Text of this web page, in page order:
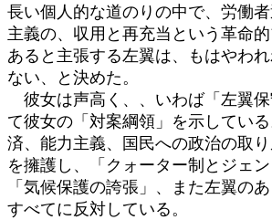
長い個人的な道のりの中で、労働
主義の、収用と再充当という革命
あると主張する左翼は、もはやわ
ない、と決めた。
彼女は声高く、、いわば「左翼保
て彼女の「対案綱領」を示してい
済、能力主義、国民への政治の取り
を擁護し、「クォーター制とジェン
「気候保護の誇張」、また左翼の
すべてに反対している。